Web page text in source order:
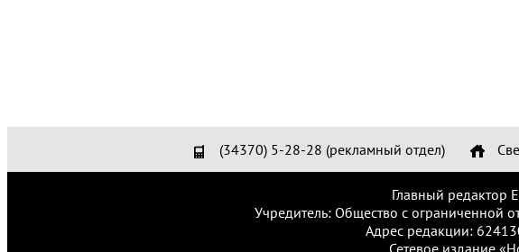
(34370) 5-28-28 (рекламный отдел)
Главный редактор
Учредитель: Общество с ограниченной
Адрес редакции: